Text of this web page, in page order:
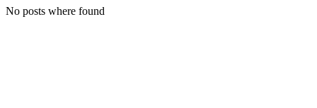
No posts where found